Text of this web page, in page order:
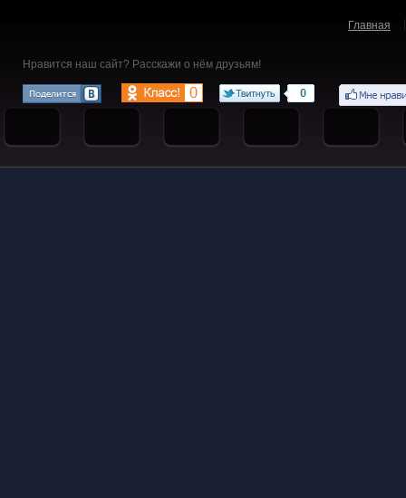
Главная
Нравится наш сайт? Расскажи о нём друзьям!